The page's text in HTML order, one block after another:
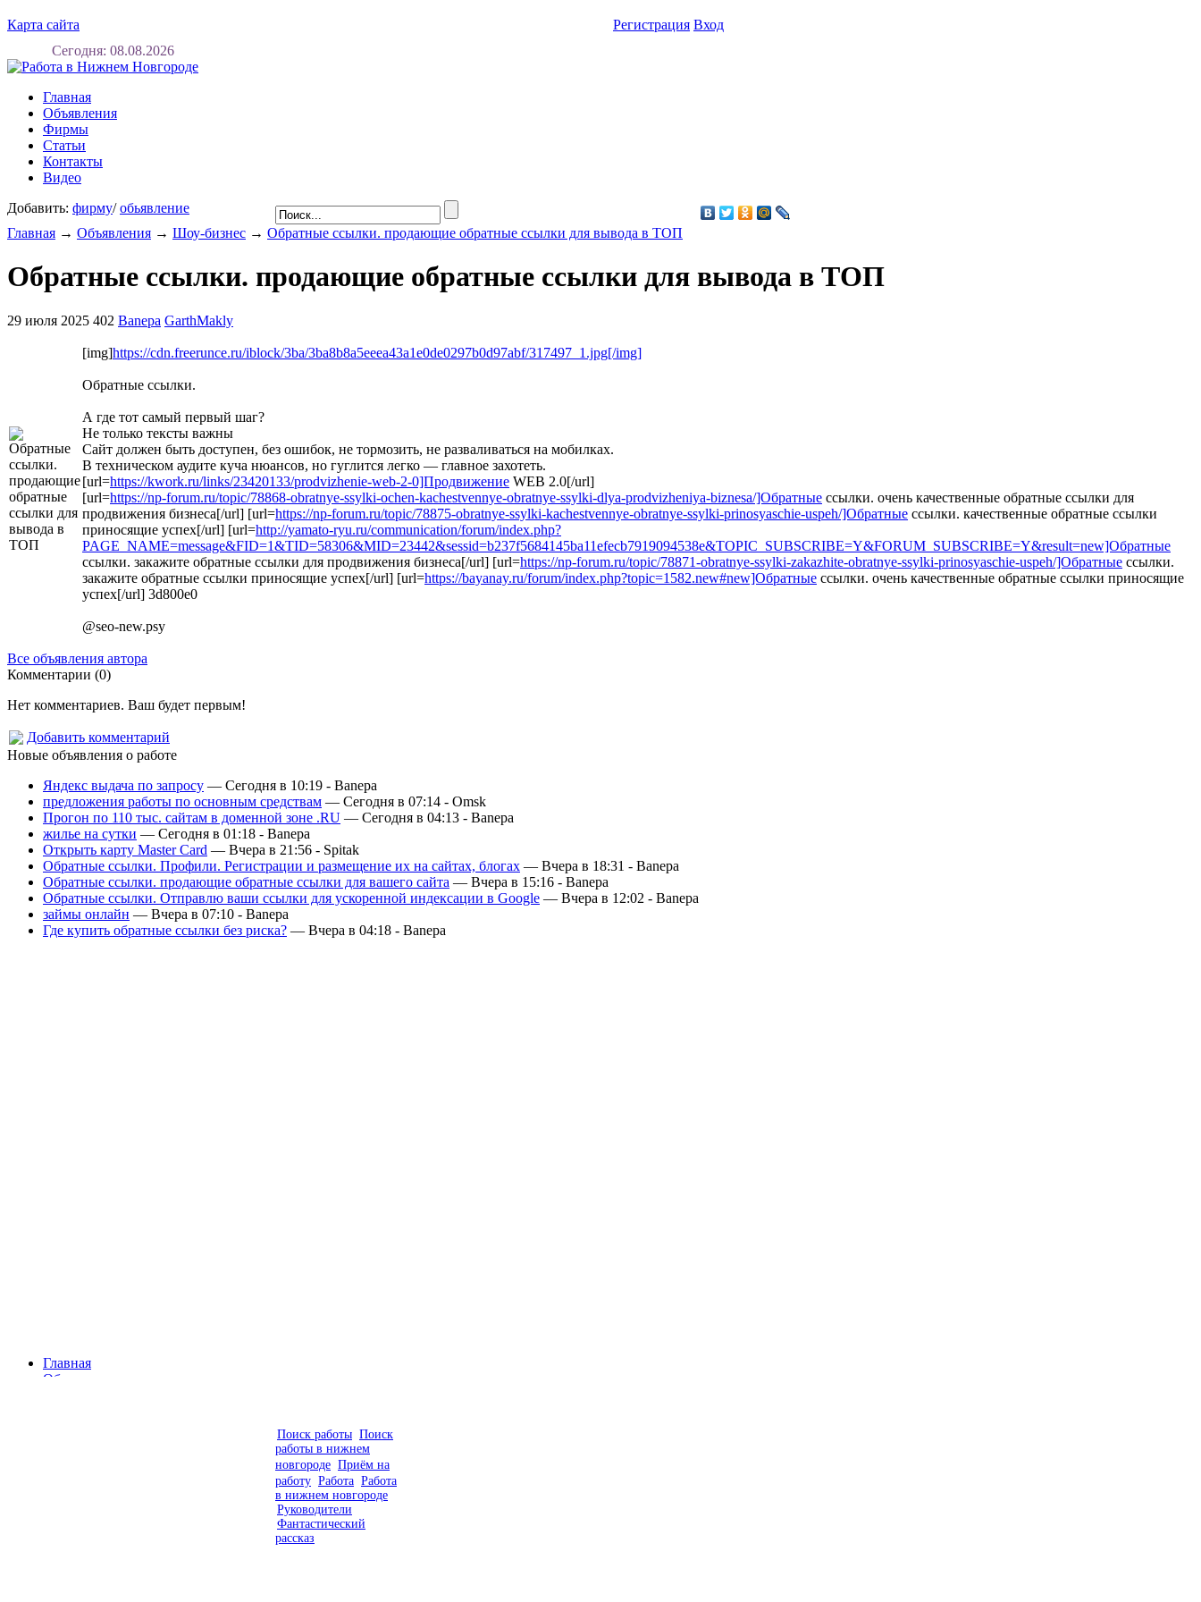
Карта сайта Регистрация Вход
Сегодня: 08.08.2026
Главная
Объявления
Фирмы
Статьи
Контакты
Видео
Добавить: фирму/обьявление
Главная → Объявления → Шоу-бизнес → Обратные ссылки. продающие обратные ссылки для вывода в ТОП
Обратные ссылки. продающие обратные ссылки для вывода в ТОП
29 июля 2025 402 Banepa GarthMakly
[img]https://cdn.freerunce.ru/iblock/3ba/3ba8b8a5eeea43a1e0de0297b0d97abf/317497_1.jpg[/img]
Обратные ссылки.
А где тот самый первый шаг?
Не только тексты важны
Сайт должен быть доступен, без ошибок, не тормозить, не разваливаться на мобилках.
В техническом аудите куча нюансов, но гуглится легко — главное захотеть.
[url=https://kwork.ru/links/23420133/prodvizhenie-web-2-0]Продвижение WEB 2.0[/url]
[url=https://np-forum.ru/topic/78868-obratnye-ssylki-ochen-kachestvennye-obratnye-ssylki-dlya-prodvizheniya-biznesa/]Обратные ссылки. очень качественные обратные ссылки для
продвижения бизнеса[/url] [url=https://np-forum.ru/topic/78875-obratnye-ssylki-kachestvennye-obratnye-ssylki-prinosyaschie-uspeh/]Обратные ссылки. качественные обратные ссылки
приносящие успех[/url] [url=http://yamato-ryu.ru/communication/forum/index.php?
PAGE_NAME=message&FID=1&TID=58306&MID=23442&sessid=b237f5684145ba11efecb7919094538e&TOPIC_SUBSCRIBE=Y&FORUM_SUBSCRIBE=Y&result=new]Обратные
ссылки. закажите обратные ссылки для продвижения бизнеса[/url] [url=https://np-forum.ru/topic/78871-obratnye-ssylki-zakazhite-obratnye-ssylki-prinosyaschie-uspeh/]Обратные ссылки.
закажите обратные ссылки приносящие успех[/url] [url=https://bayanay.ru/forum/index.php?topic=1582.new#new]Обратные ссылки. очень качественные обратные ссылки приносящие
успех[/url] 3d800e0
@seo-new.psy
Все объявления автора
Комментарии (0)
Нет комментариев. Ваш будет первым!
Добавить комментарий
Новые объявления о работе
Яндекс выдача по запросу — Сегодня в 10:19 - Banepa
предложения работы по основным средствам — Сегодня в 07:14 - Omsk
Прогон по 110 тыс. сайтам в доменной зоне .RU — Сегодня в 04:13 - Banepa
жилье на сутки — Сегодня в 01:18 - Banepa
Открыть карту Master Card — Вчера в 21:56 - Spitak
Обратные ссылки. Профили. Регистрации и размещение их на сайтах, блогах — Вчера в 18:31 - Banepa
Обратные ссылки. продающие обратные ссылки для вашего сайта — Вчера в 15:16 - Banepa
Обратные ссылки. Отправлю ваши ссылки для ускоренной индексации в Google — Вчера в 12:02 - Banepa
займы онлайн — Вчера в 07:10 - Banepa
Где купить обратные ссылки без риска? — Вчера в 04:18 - Banepa
Главная
Объявления
Поиск работы Поиск
работы в нижнем
новгороде Приём на
работу Работа Работа
в нижнем новгороде
Руководители
Фантастический
рассказ